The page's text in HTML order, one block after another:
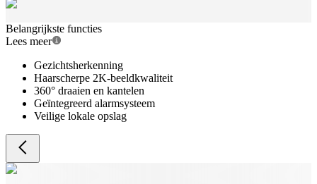
Belangrijkste functies
Lees meer
Gezichtsherkenning
Haarscherpe 2K-beeldkwaliteit
360° draaien en kantelen
Geïntegreerd alarmsysteem
Veilige lokale opslag